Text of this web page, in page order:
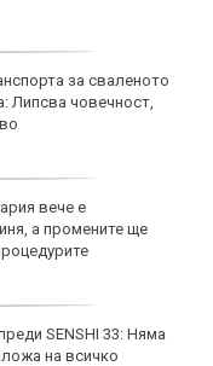
за сваленото
Липсва човечност,
вече е
а промените ще
SENSHI 33: Няма
на всичко